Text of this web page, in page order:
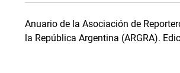
Anuario de la Asociación de
la República Argentina (ARGRA).